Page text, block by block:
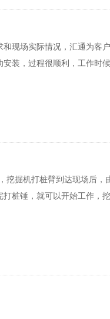
现场实际情况，汇通为客
装，过程很顺利，工作时
挖掘机打桩臂到达现场后，
桩锤，就可以开始工作，